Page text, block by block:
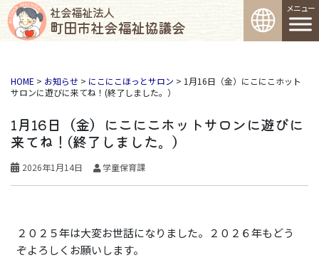
社会福祉法人
町田市社会福祉協議会
コンテンツへスキップ
HOME > お知らせ > にこにこほっとサロン > 1月16日（金）にこにこホット
サロンに遊びに来てね！(終了しました。）
1月16日（金）にこにこホットサロンに遊びに
来てね！(終了しました。）
2026年1月14日 学童保育課
２０２５年は大変お世話になりました。２０２６年もどう
ぞよろしくお願いします。